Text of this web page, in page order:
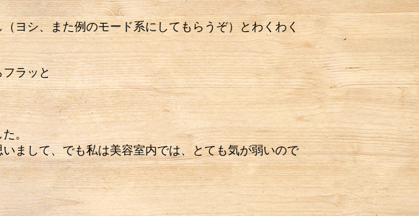
ヨシ、また例のモード系にしてもらうぞ）とわくわく
ラッと
た。
まして、でも私は美容室内では、とても気が弱いので